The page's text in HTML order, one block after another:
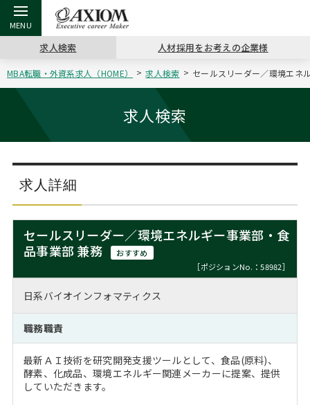
戻る
アクシアムの特長
戻る
コンサ
サービス案内
戻る
キャリ
コンサルタントの紹介
戻る
キャリア支援 TOP
キャリアデザイン講座
（最新求人市場動向）
戻る
MBAの
ステージ別アドバイス
MBAの転職事例
MBA留学生数の推移
戻る
日本か
インターン受入企業一覧
MBAを生かす求人特集
戻る
転職ツール TOP
英文レジュメの書き方
戻る
パワー
職務経歴書の書き方
よくある面接Q&A集
戻る
転職コラム TOP
“展”職相談室
転職市場の明日をよめ
転職成功への4つの鍵
注目企業インタビュー
戻る
イベント・セミナー TOP
ジョブフェア
キャリアデザインセミナー
キャリアフォーラム
Career Talk Live
MBA NETWORKING
戻る
会社概要 TOP
沿革
主なクライアント
採用情報
ニュースリリース
求人検索 人材採用をお考えの企業様
MBA転職・外資系求人（HOME） 求人検索 セールスリーダー／環境エネ
求人検索
求人詳細
セールスリーダー／環境エネルギー事業部・食
品事業部 兼務
おすすめ
［ポジションNo.：58982］
日系バイオインフォマティクス
職務職責
最新ＡＩ技術を研究開発支援ツールとして、食品(原料)、
酵素、化成品、環境エネルギー関連メーカーに提案、提供
していただきます。